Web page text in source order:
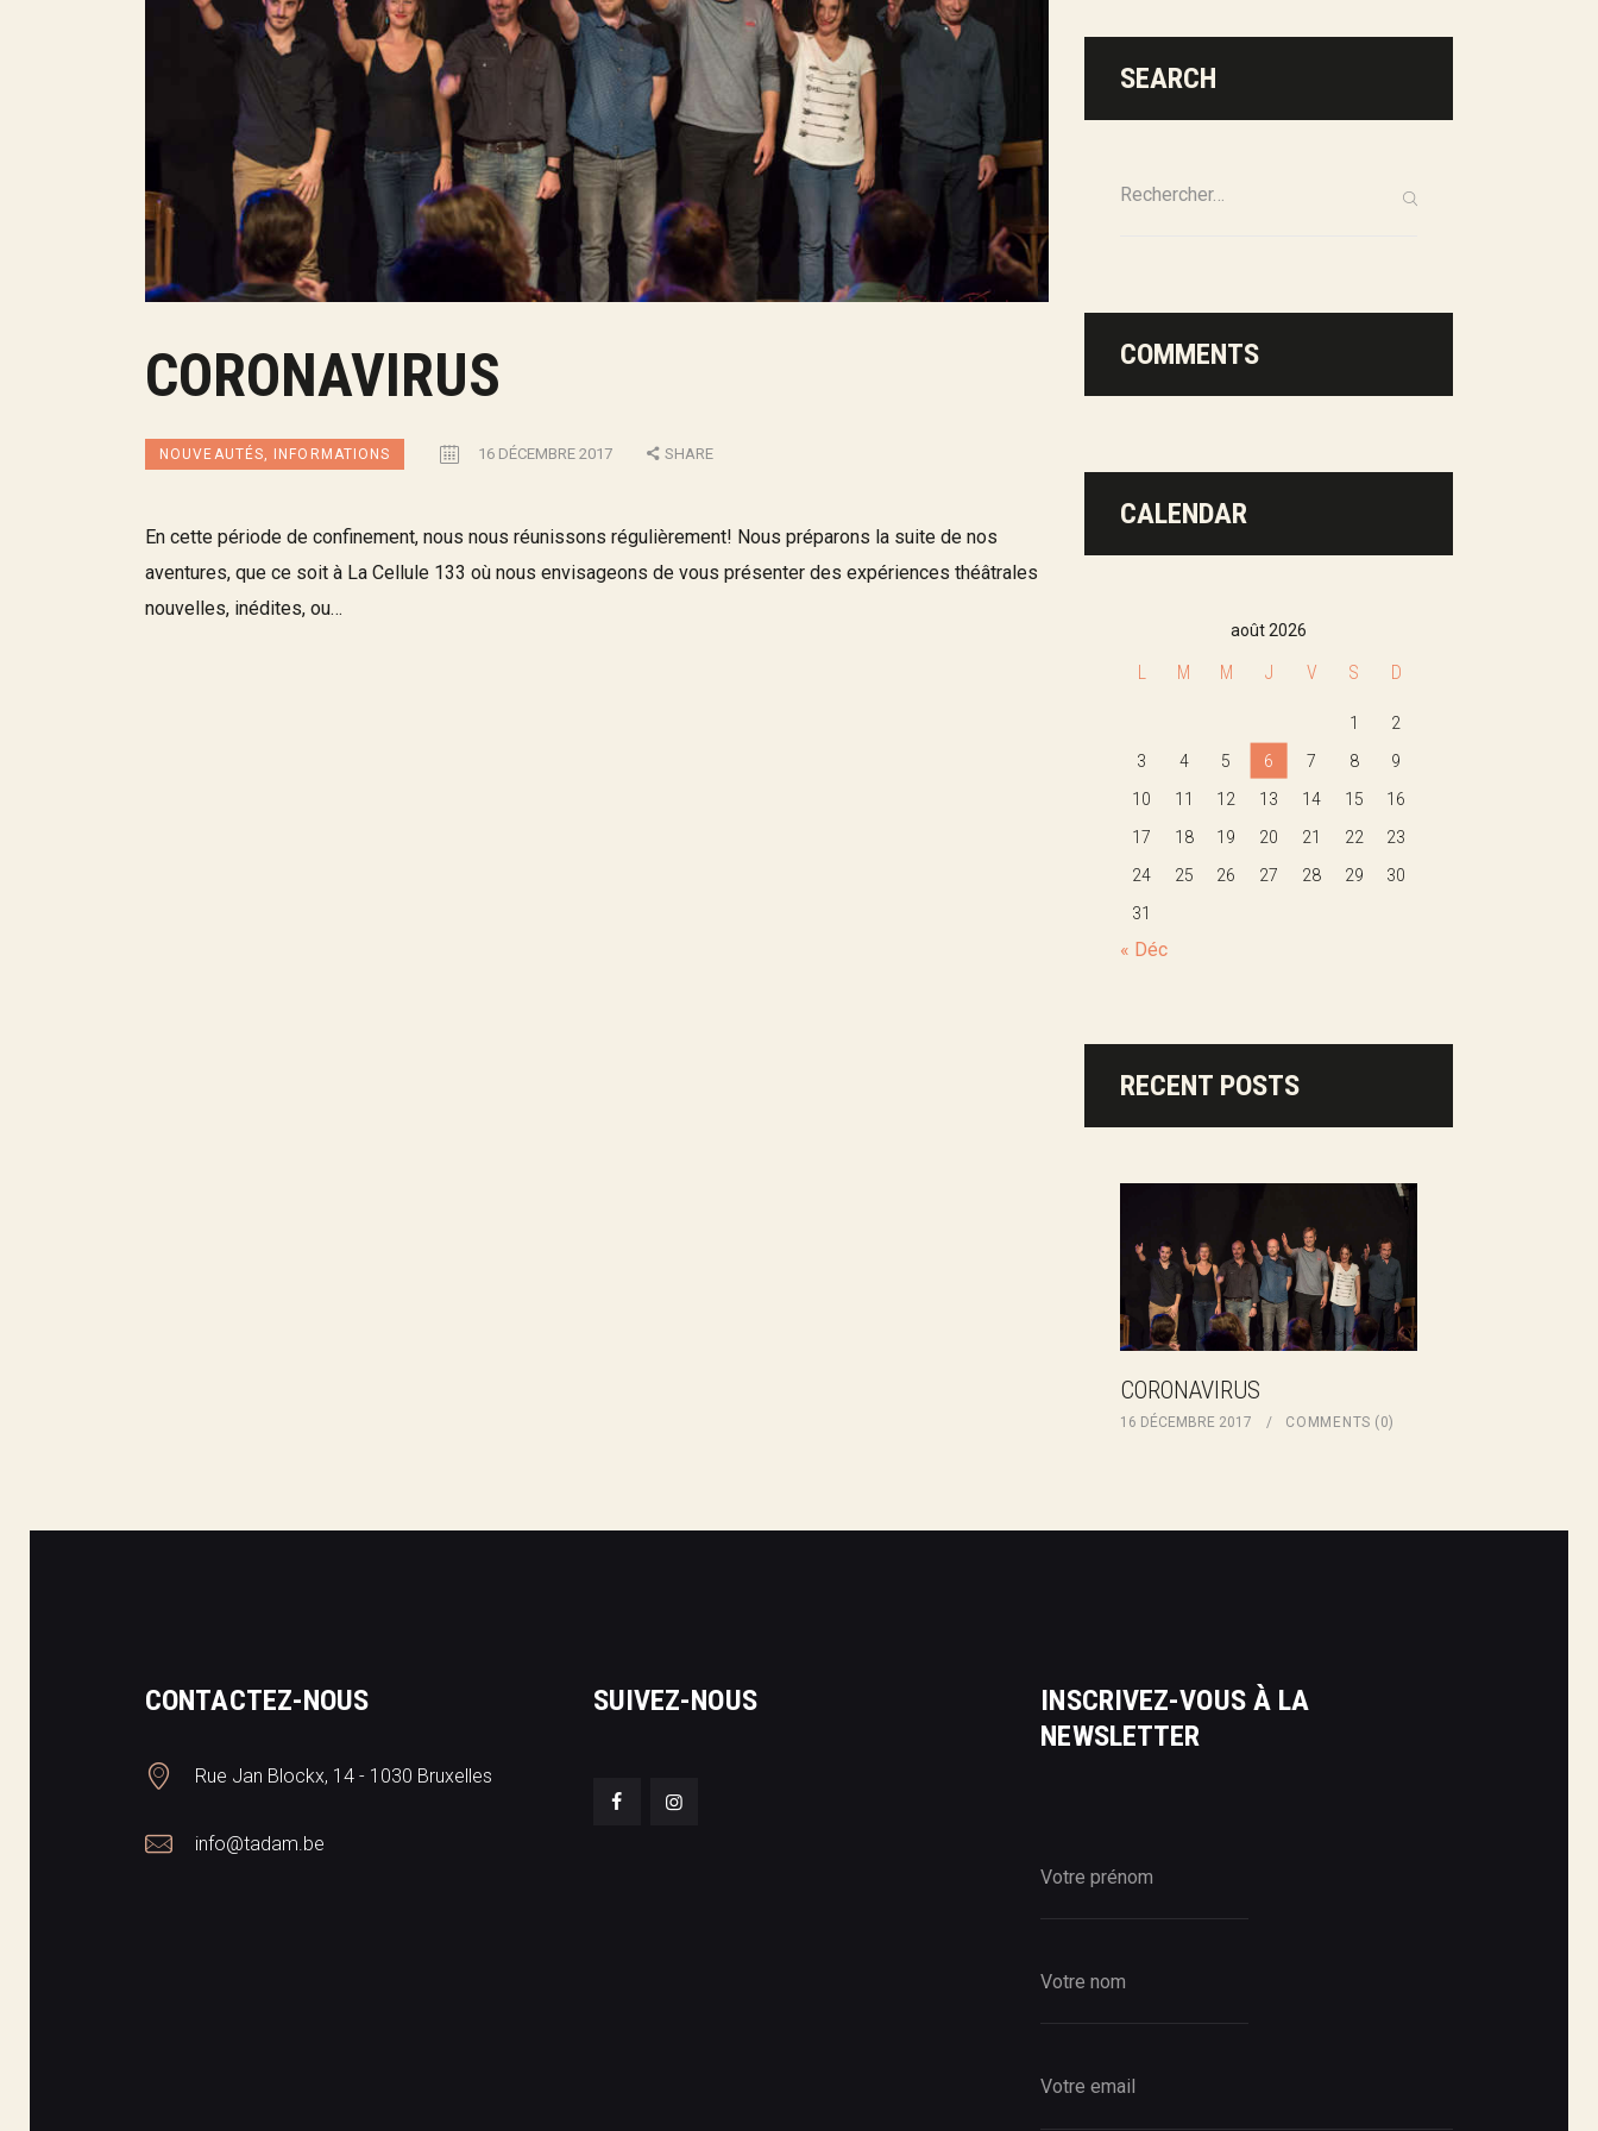
CORONAVIRUS
NOUVEAUTÉS, INFORMATIONS 16 DÉCEMBRE 2017 SHARE
En cette période de confinement, nous nous réunissons régulièrement! Nous préparons la suite de nos
aventures, que ce soit à La Cellule 133 où nous envisageons de vous présenter des expériences théâtrales
nouvelles, inédites, ou…
SEARCH
COMMENTS
CALENDAR
août 2026
L M M J V S D
1
2
3
4 5 6 7 8
9
10
11 12 13 14 15
16
17
18 19 20 21 22
23
24
25 26 27 28 29
30
31
« Déc
RECENT POSTS
CORONAVIRUS
16 DÉCEMBRE 2017 COMMENTS (0)
CONTACTEZ-NOUS
Rue Jan Blockx, 14 - 1030 Bruxelles
info@tadam.be
SUIVEZ-NOUS
INSCRIVEZ-VOUS À LA
NEWSLETTER